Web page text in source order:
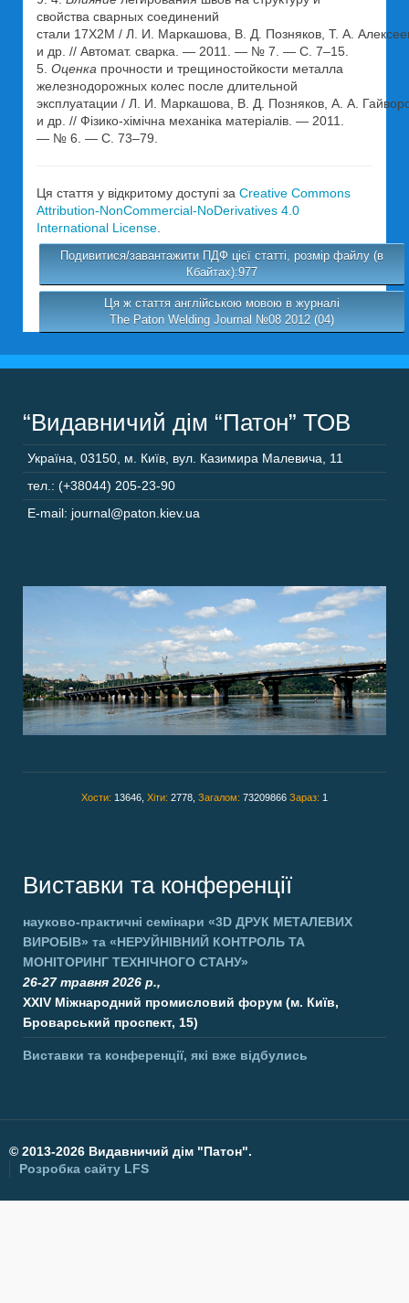
свойства сварных соединений
стали 17Х2М / Л. И. Маркашова, В. Д. Позняков, Т. А.
и др. // Автомат. сварка. — 2011. — № 7. — С. 7–15.
5. Оценка прочности и трещиностойкости металла
железнодорожных колес после длительной
эксплуатации / Л. И. Маркашова, В. Д. Позняков, А. А.
и др. // Фізико-хімічна механіка матеріалів. — 2011.
— № 6. — С. 73–79.
Ця стаття у відкритому доступі за Creative Commons
Attribution-NonCommercial-NoDerivatives 4.0
International License
Подивитися/завантажити ПДФ цієї статті, розмір файлу (в
Кбайтах):977
Ця ж стаття англійською мовою в журналі
The Paton Welding Journal №08 2012 (04)
“Видавничий дім “Патон” ТОВ
Україна 03150 м. Київ, вул. Казимира Малевича, 11
тел.: (+38044) 205-23-90
E-mail: journal@paton.kiev.ua
Хости: 13646, Хіти: 2778, Загалом: 73209866 Зараз: 1
Виставки та конференції
науково-практичні семінари «3D ДРУК МЕТАЛЕВИХ
ВИРОБІВ» та «НЕРУЙНІВНИЙ КОНТРОЛЬ ТА
МОНІТОРИНГ ТЕХНІЧНОГО СТАНУ»
26-27 травня 2026 р.,
XXIV Міжнародний промисловий форум (м. Київ,
Броварський проспект, 15)
Виставки та конференції, які вже відбулись
© 2013-2026 Видавничий дім "Патон".
Розробка сайту LFS